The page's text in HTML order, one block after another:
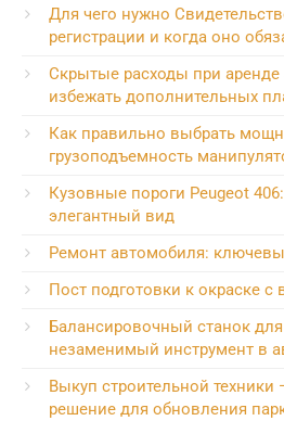
Для чего нужно
регистрации и когда оно
Скрытые расходы при аренде
избежать дополнительных
Как правильно выбрать
грузоподъемность
Кузовные пороги Peugeot
элегантный вид
Ремонт автомобиля:
Пост подготовки к окраске
Балансировочный станок
незаменимый инструмент в
Выкуп строительной
решение для обновления